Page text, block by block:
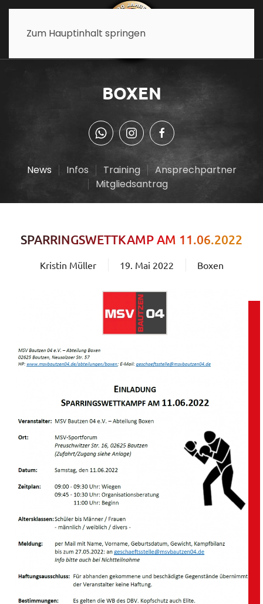
Zum Hauptinhalt springen
BOXEN
News Infos Training
Ansprechpartner
Mitgliedsantrag
SPARRINGSWETTKAMP AM 11.06.2022
Kristin Müller 19. Mai 2022 Boxen